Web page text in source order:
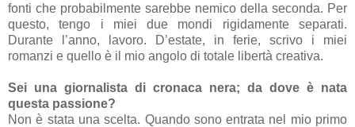
fonti che probabilmente sarebbe nemico della seconda. Per
questo, tengo i miei due mondi rigidamente separati.
Durante l’anno, lavoro. D’estate, in ferie, scrivo i miei
romanzi e quello è il mio angolo di totale libertà creativa.
Sei una giornalista di cronaca nera; da dove è nata
questa passione?
Non è stata una scelta. Quando sono entrata nel mio primo